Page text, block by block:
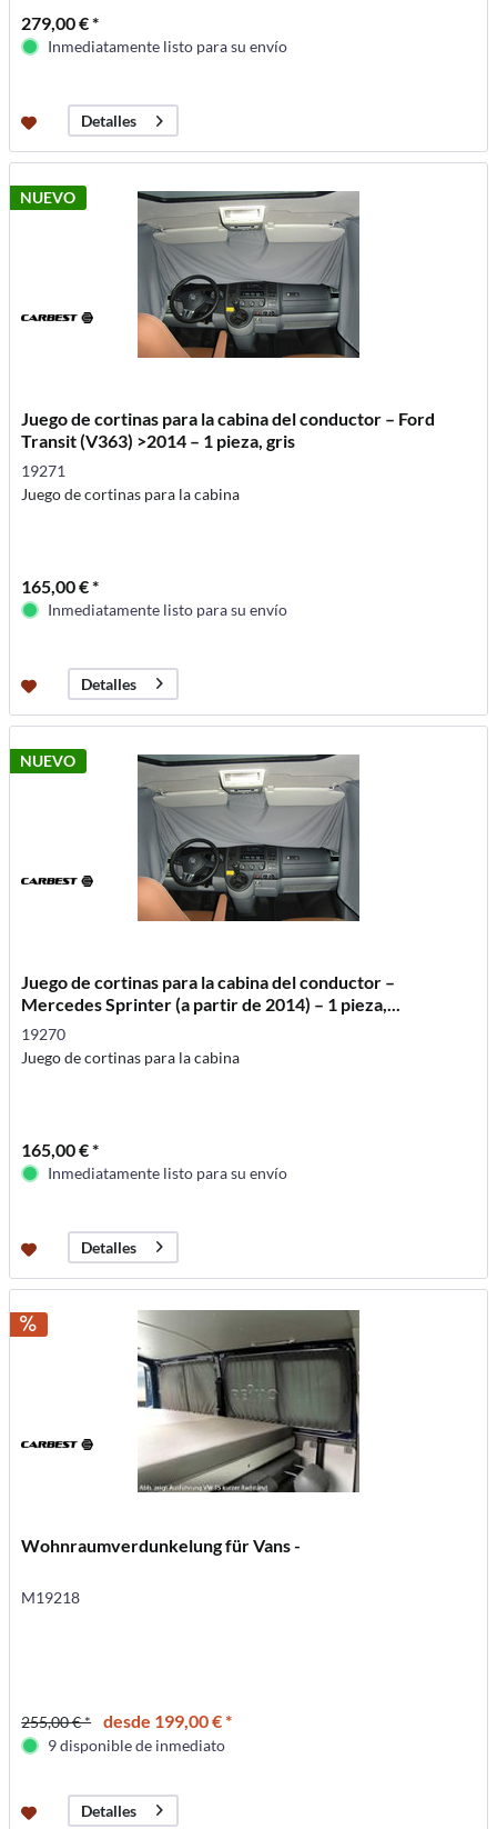
279,00 € *
Inmediatamente listo para su envío
Detalles
NUEVO
Juego de cortinas para la cabina del conductor – Ford
Transit (V363) >2014 – 1 pieza, gris
19271
Juego de cortinas para la cabina
165,00 € *
Inmediatamente listo para su envío
Detalles
NUEVO
Juego de cortinas para la cabina del conductor –
Mercedes Sprinter (a partir de 2014) – 1 pieza,...
19270
Juego de cortinas para la cabina
165,00 € *
Inmediatamente listo para su envío
Detalles
Wohnraumverdunkelung für Vans -
M19218
255,00 € * desde 199,00 € *
9 disponible de inmediato
Detalles